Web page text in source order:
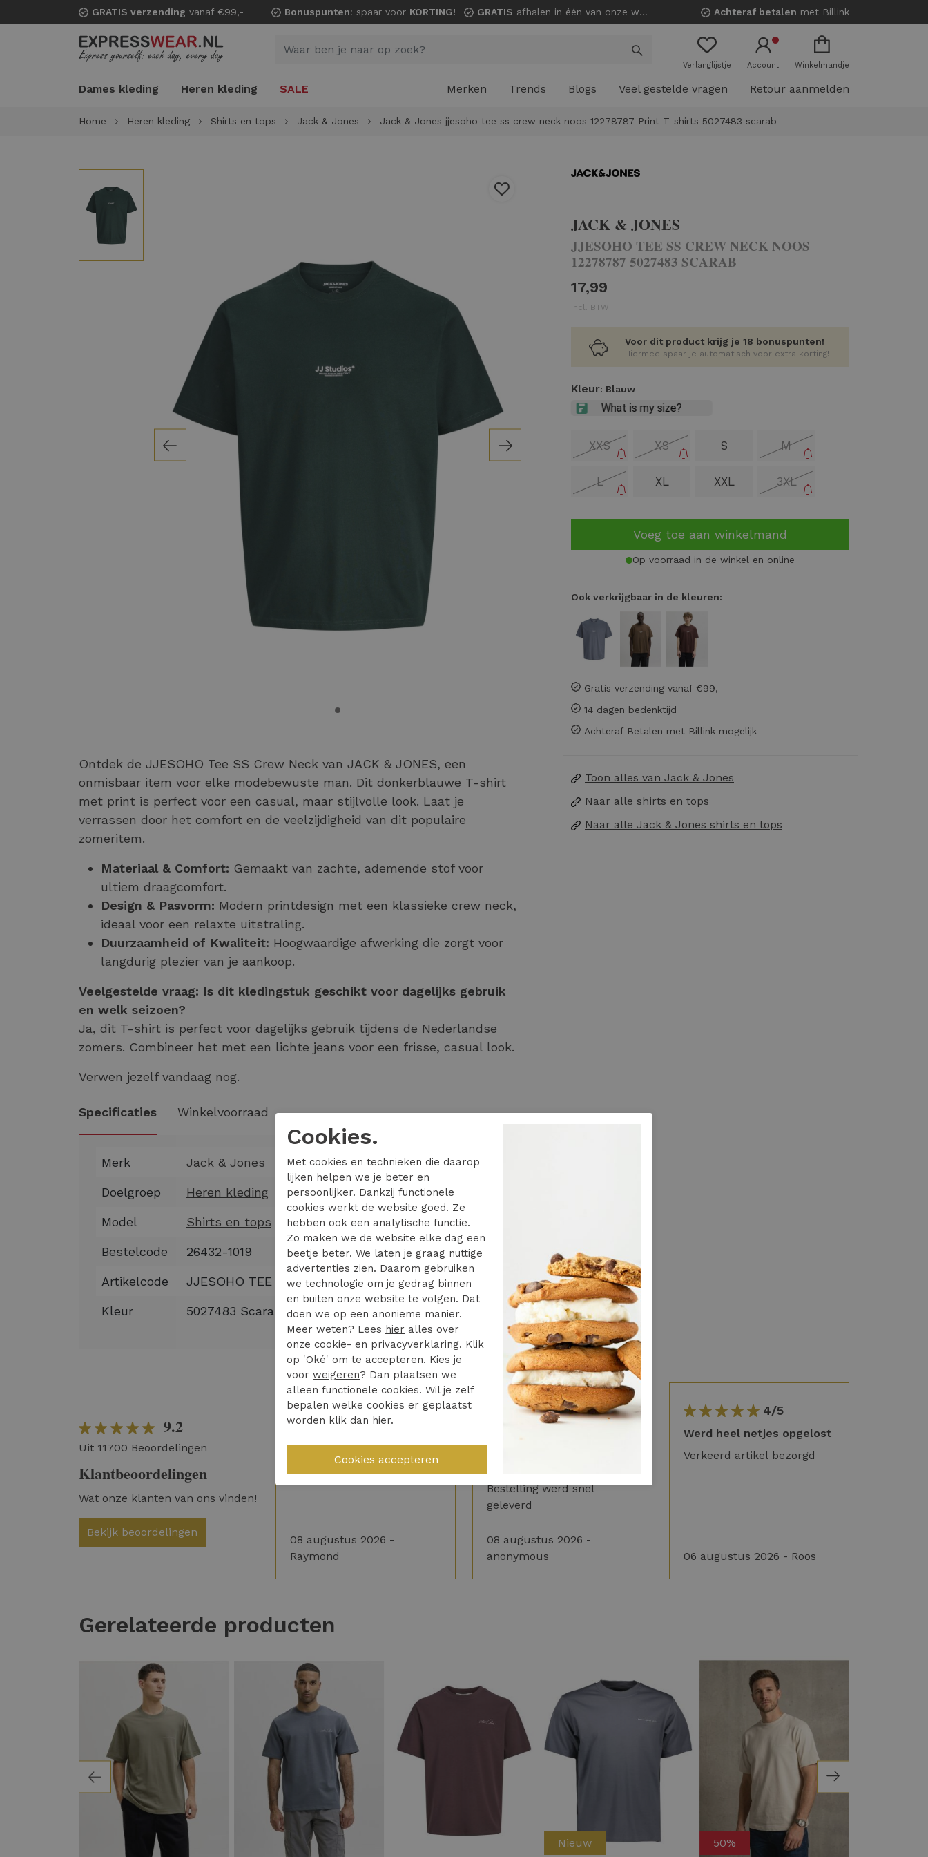
GRATIS verzending vanaf €99,- Bonuspunten: spaar voor KORTING! GRATIS afhalen in één van onze winkels! Achteraf betalen met Billink
Verlanglijstje Account Winkelmandje
Dames kleding Heren kleding SALE Merken Trends Blogs Veel gestelde vragen Retour aanmelden
Home Heren kleding Shirts en tops Jack & Jones Jack & Jones jjesoho tee ss crew neck noos 12278787 Print T-shirts 5027483 scarab
Ontdek de JJESOHO Tee SS Crew Neck van JACK & JONES, een
onmisbaar item voor elke modebewuste man. Dit donkerblauwe T-shirt
met print is perfect voor een casual, maar stijlvolle look. Laat je
verrassen door het comfort en de veelzijdigheid van dit populaire
zomeritem.
Materiaal & Comfort: Gemaakt van zachte, ademende stof voor
ultiem draagcomfort.
Design & Pasvorm: Modern printdesign met een klassieke crew neck,
ideaal voor een relaxte uitstraling.
Duurzaamheid of Kwaliteit: Hoogwaardige afwerking die zorgt voor
langdurig plezier van je aankoop.
Veelgestelde vraag: Is dit kledingstuk geschikt voor dagelijks gebruik
en welk seizoen?
Ja, dit T-shirt is perfect voor dagelijks gebruik tijdens de Nederlandse
zomers. Combineer het met een lichte jeans voor een frisse, casual look.
Verwen jezelf vandaag nog.
Specificaties Winkelvoorraad
Merk Jack & Jones
Doelgroep Heren kleding
Model Shirts en tops
Bestelcode 26432-1019
Artikelcode JJESOHO TEE SS CREW NECK NOOS 12278787
Kleur 5027483 Scarab
JACK & JONES
JJESOHO TEE SS CREW NECK NOOS
12278787 5027483 SCARAB
17,99
Incl. BTW
Voor dit product krijg je 18 bonuspunten!
Hiermee spaar je automatisch voor extra korting!
Kleur: Blauw
XXS XS S M
L XL XXL 3XL
Voeg toe aan winkelmand
Op voorraad in de winkel en online
Ook verkrijgbaar in de kleuren:
Gratis verzending vanaf €99,-
14 dagen bedenktijd
Achteraf Betalen met Billink mogelijk
Toon alles van Jack & Jones
Naar alle shirts en tops
Naar alle Jack & Jones shirts en tops
9.2
Uit 11700 Beoordelingen
Klantbeoordelingen
Wat onze klanten van ons vinden!
Bekijk beoordelingen
5/5
Heel goed geregeld
08 augustus 2026 -
Raymond
4.5/5
Bestelling werd snel
geleverd
08 augustus 2026 -
anonymous
4/5
Werd heel netjes opgelost
Verkeerd artikel bezorgd
06 augustus 2026 - Roos
Gerelateerde producten
Nieuw 50%
Cookies.
Met cookies en technieken die daarop
lijken helpen we je beter en
persoonlijker. Dankzij functionele
cookies werkt de website goed. Ze
hebben ook een analytische functie.
Zo maken we de website elke dag een
beetje beter. We laten je graag nuttige
advertenties zien. Daarom gebruiken
we technologie om je gedrag binnen
en buiten onze website te volgen. Dat
doen we op een anonieme manier.
Meer weten? Lees hier alles over
onze cookie- en privacyverklaring. Klik
op 'Oké' om te accepteren. Kies je
voor weigeren? Dan plaatsen we
alleen functionele cookies. Wil je zelf
bepalen welke cookies er geplaatst
worden klik dan hier.